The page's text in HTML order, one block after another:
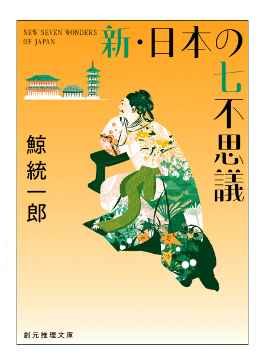
書誌情報
この作品の書誌情報を表示します。
目次・しおり・メモ
目次・しおり・メモを一覧で表示します。
本文検索
本文内から文字を検索します。
一定時間経つ毎に自動でページを送ります。
リーダー設定
文字サイズ、エフェクトの変更などを行います。